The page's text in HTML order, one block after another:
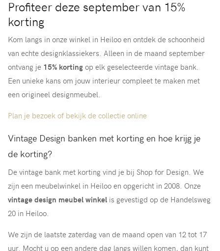
Profiteer deze september van 15%
korting
Kom langs in onze winkel in Heiloo en ontdek de schoonheid
van echte designklassiekers. Alleen in de maand september
ontvang je 15% korting op elk geselecteerde vintage bank.
Een unieke kans om jouw interieur compleet te maken met
een origineel designmeubel.
Plan je bezoek of bekijk de collectie online
Vintage Design banken met korting en hoe krijg je
de korting?
De vintage bank met korting vind je bij Shop for Design. We
zijn een meubelwinkel in Heiloo en opgericht in 2008. Onze
vintage design meubel winkel is gevestigd op de Handelsweg
20 in Heiloo.
We zijn de laatste zaterdag van de maand open van 12 tot 17
uur. Mocht u op een andere dag langs willen komen, dan kunt